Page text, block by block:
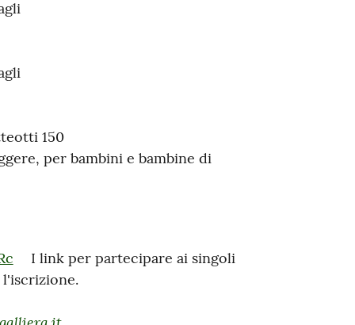
150
per bambini e bambine di
I link per partecipare ai singoli